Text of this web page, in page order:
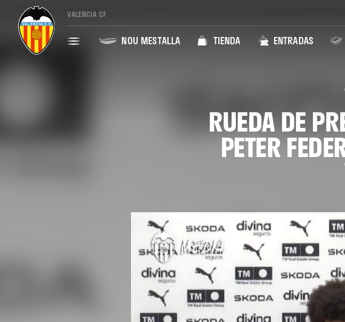
VALENCIA CF
NOU MESTALLA TIENDA ENTRADAS
RUEDA DE
PETER